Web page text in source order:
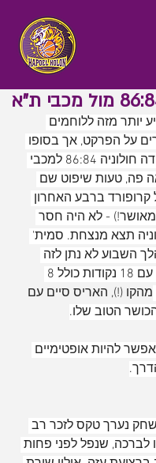
יותר מזה ללוחמים
על הפרקט, אך בסופו
של מותחן מפסידה חולוניה 86:84 למכבי
פה, טעות שיפוט שם
ברבע האחרון
מאושר!) - לא היה חסר
תצא מנצחת. סמית'
השבוע לא נתן לזה
קליעות ב-100% מהקו (!), האריס סיים עם
להיות אופטימיים
נערך טקס לזכר רב
לברכה, שנפל לפני פחות